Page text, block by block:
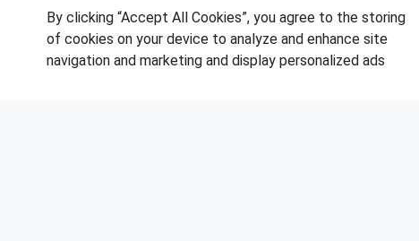
Máster en Marketing
Digital e ecommerce
Híbrido
Valencia
Máster Universitario en
Metodologías Activas y
By clicking “Accept All Cookies”, you agree to the storing
of cookies on your device to analyze and enhance site
navigation and marketing and display personalized ads